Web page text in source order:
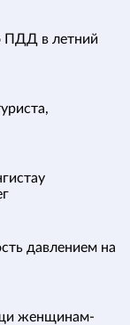
ПДД в летний
давлением на
женщинам-